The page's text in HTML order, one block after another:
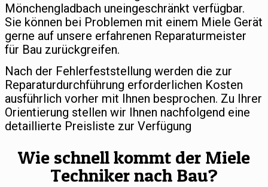
Mönchengladbach uneingeschränkt verfügbar.
Sie können bei Problemen mit einem Miele Gerät
gerne auf unsere erfahrenen Reparaturmeister
für Bau zurückgreifen.
Nach der Fehlerfeststellung werden die zur
Reparaturdurchführung erforderlichen Kosten
ausführlich vorher mit Ihnen besprochen. Zu Ihrer
Orientierung stellen wir Ihnen nachfolgend eine
detaillierte Preisliste zur Verfügung
Wie schnell kommt der Miele
Techniker nach Bau?